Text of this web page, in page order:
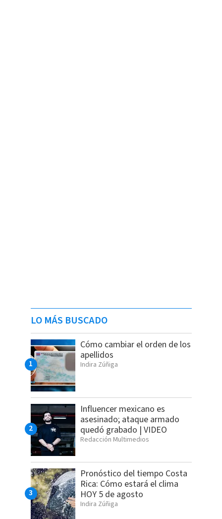
LO MÁS BUSCADO
Cómo cambiar el orden de los
apellidos
Indira Zúñiga
Influencer mexicano es
asesinado; ataque armado
quedó grabado | VIDEO
Redacción Multimedios
Pronóstico del tiempo Costa
Rica: Cómo estará el clima
HOY 5 de agosto
Indira Zúñiga